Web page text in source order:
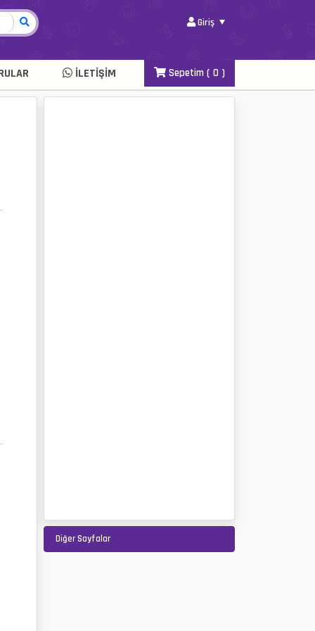
Giriş
İLETIŞIM Sepetim ( 0)
Diğer Sayfalar